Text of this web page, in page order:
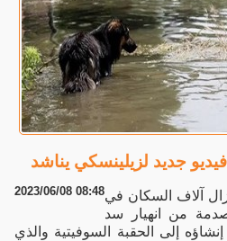
جديد لزيلينسكي يناشد
2023/06/08 08:48آلاف السكان في
من انهيار سد
إلى الحقبة السوفيتية والذي